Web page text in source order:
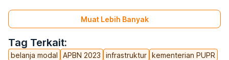
Tag Terkait:
belanja modal APBN 2023 infrastruktur kementerian PUPR
Muat Lebih Banyak